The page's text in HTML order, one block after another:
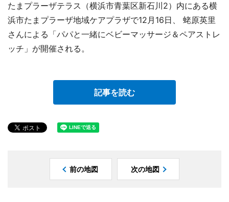
たまプラーザテラス（横浜市青葉区新石川2）内にある横
浜市たまプラーザ地域ケアプラザで12月16日、 蛯原英里
さんによる「パパと一緒にベビーマッサージ＆ペアストレ
ッチ」が開催される。
記事を読む
前の地図 次の地図